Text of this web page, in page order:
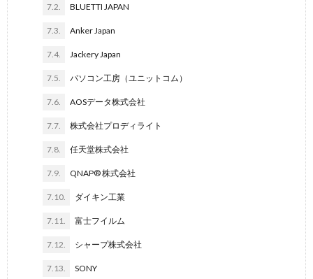
7.2. BLUETTI JAPAN
7.3. Anker Japan
7.4. Jackery Japan
7.5. パソコン工房（ユニットコム）
7.6. AOSデータ株式会社
7.7. 株式会社プロディライト
7.8. 任天堂株式会社
7.9. QNAP® 株式会社
7.10. ダイキン工業
7.11. 富士フイルム
7.12. シャープ株式会社
7.13. SONY